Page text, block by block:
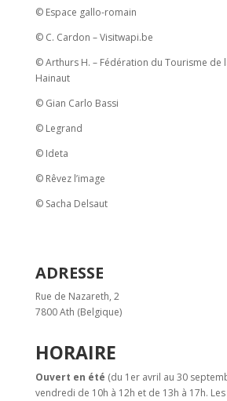
© Espace gallo-romain
© C. Cardon – Visitwapi.be
© Arthurs H. – Fédération du Tourisme de
Hainaut
© Gian Carlo Bassi
© Legrand
© Ideta
© Rêvez l’image
© Sacha Delsaut
ADRESSE
Rue de Nazareth, 2
7800 Ath (Belgique)
HORAIRE
Ouvert en été (du 1er avril au 30
vendredi de 10h à 12h et de 13h à 17h.